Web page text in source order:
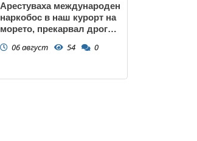
Арестуваха международен
наркобос в наш курорт на
морето, прекарвал дрога
06 август 54 0